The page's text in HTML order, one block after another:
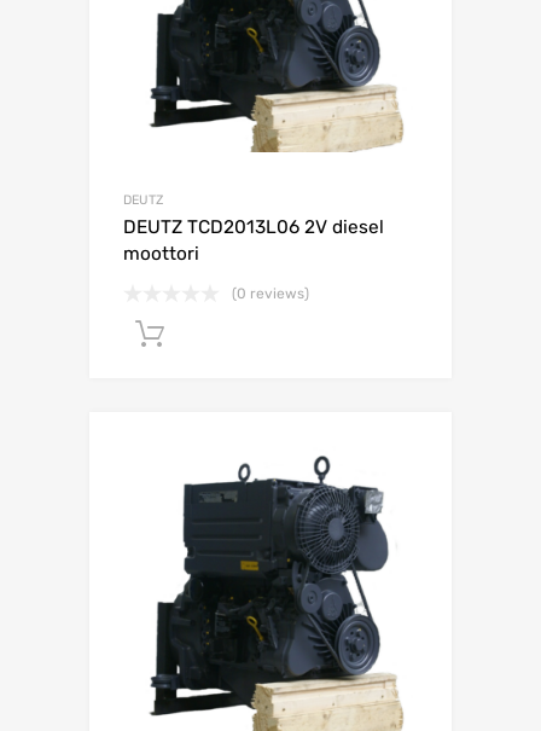
DEUTZ
DEUTZ TCD2013L06 2V diesel
moottori
(0 reviews)